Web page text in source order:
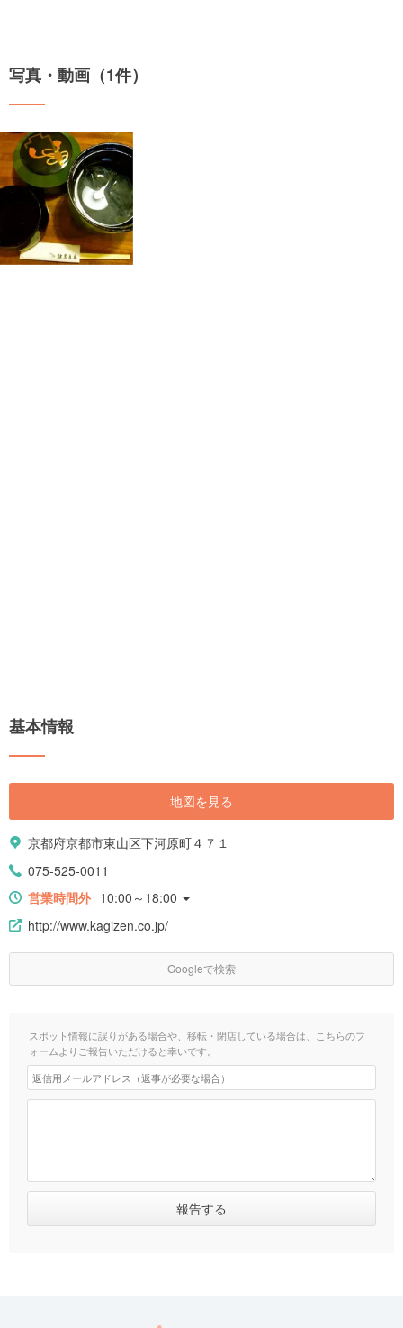
写真・動画（1件）
基本情報
地図を見る
京都府京都市東山区下河原町４７１
075-525-0011
営業時間外 10:00～18:00
http://www.kagizen.co.jp/
Googleで検索
スポット情報に誤りがある場合や、移転・閉店している場合は、こちらのフ
ォームよりご報告いただけると幸いです。